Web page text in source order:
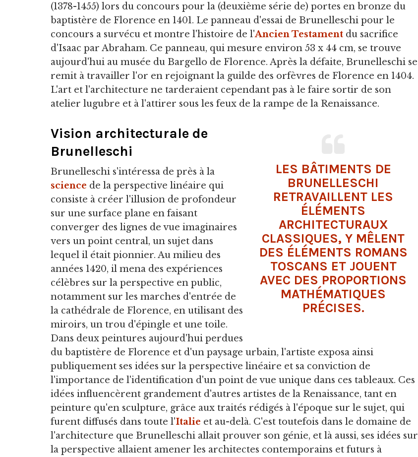
(1378-1455) lors du concours pour la (deuxième série de) portes en bronze du
baptistère de Florence en 1401. Le panneau d'essai de Brunelleschi pour le
concours a survécu et montre l'histoire de l'Ancien Testament du sacrifice
d'Isaac par Abraham. Ce panneau, qui mesure environ 53 x 44 cm, se trouve
aujourd'hui au musée du Bargello de Florence. Après la défaite, Brunelleschi se
remit à travailler l'or en rejoignant la guilde des orfèvres de Florence en 1404.
L'art et l'architecture ne tarderaient cependant pas à le faire sortir de son
atelier lugubre et à l'attirer sous les feux de la rampe de la Renaissance.
LES BÂTIMENTS DE
BRUNELLESCHI
RETRAVAILLENT LES
ÉLÉMENTS
ARCHITECTURAUX
CLASSIQUES, Y MÊLENT
DES ÉLÉMENTS ROMANS
TOSCANS ET JOUENT
AVEC DES PROPORTIONS
MATHÉMATIQUES
PRÉCISES.
Vision architecturale de
Brunelleschi
Brunelleschi s'intéressa de près à la
science de la perspective linéaire qui
consiste à créer l'illusion de profondeur
sur une surface plane en faisant
converger des lignes de vue imaginaires
vers un point central, un sujet dans
lequel il était pionnier. Au milieu des
années 1420, il mena des expériences
célèbres sur la perspective en public,
notamment sur les marches d'entrée de
la cathédrale de Florence, en utilisant des
miroirs, un trou d'épingle et une toile.
Dans deux peintures aujourd'hui perdues
du baptistère de Florence et d'un paysage urbain, l'artiste exposa ainsi
publiquement ses idées sur la perspective linéaire et sa conviction de
l'importance de l'identification d'un point de vue unique dans ces tableaux. Ces
idées influencèrent grandement d'autres artistes de la Renaissance, tant en
peinture qu'en sculpture, grâce aux traités rédigés à l'époque sur le sujet, qui
furent diffusés dans toute l'Italie et au-delà. C'est toutefois dans le domaine de
l'architecture que Brunelleschi allait prouver son génie, et là aussi, ses idées sur
la perspective allaient amener les architectes contemporains et futurs à